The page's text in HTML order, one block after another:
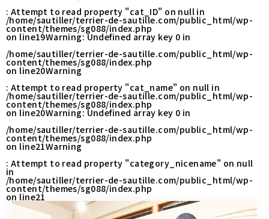
: Attempt to read property "cat_ID" on null in
/home/sautiller/terrier-de-sautille.com/public_html/wp-
content/themes/sg088/index.php
on line19Warning: Undefined array key 0 in
/home/sautiller/terrier-de-sautille.com/public_html/wp-
content/themes/sg088/index.php
on line20Warning
: Attempt to read property "cat_name" on null in
/home/sautiller/terrier-de-sautille.com/public_html/wp-
content/themes/sg088/index.php
on line20Warning: Undefined array key 0 in
/home/sautiller/terrier-de-sautille.com/public_html/wp-
content/themes/sg088/index.php
on line21Warning
: Attempt to read property "category_nicename" on null
in
/home/sautiller/terrier-de-sautille.com/public_html/wp-
content/themes/sg088/index.php
on line21
NEWS
ONLINE SHOP
CONTACT
営業時間 11:00～18:00
お問い合わせはこちら